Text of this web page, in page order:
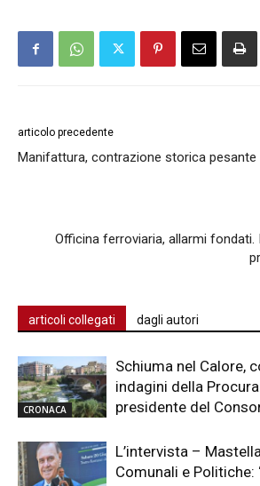
articolo precedente
Manifattura, contrazione storica pesante
Officina ferroviaria, allarmi fondati.
articoli collegati dagli autori
CRONACA
Schiuma nel Calore,
indagini della
presidente del
L’intervista –
Comunali e Politiche: